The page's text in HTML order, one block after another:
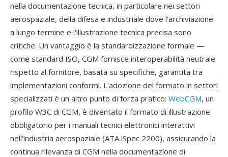
nella documentazione tecnica, in particolare nei settori
aerospaziale, della difesa e industriale dove l'archiviazione
a lungo termine e l'illustrazione tecnica precisa sono
critiche. Un vantaggio è la standardizzazione formale —
come standard ISO, CGM fornisce interoperabilità neutrale
rispetto al fornitore, basata su specifiche, garantita tra
implementazioni conformi. L'adozione del formato in settori
specializzati è un altro punto di forza pratico: WebCGM, un
profilo W3C di CGM, è diventato il formato di illustrazione
obbligatorio per i manuali tecnici elettronici interattivi
nell'industria aerospaziale (ATA iSpec 2200), assicurando la
continua rilevanza di CGM nella documentazione di